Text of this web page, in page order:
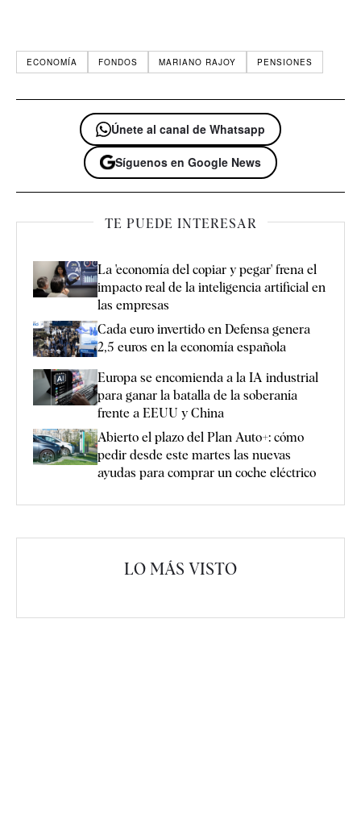
ECONOMÍA FONDOS MARIANO RAJOY PENSIONES
Únete al canal de Whatsapp
Síguenos en Google News
TE PUEDE INTERESAR
La 'economía del copiar y pegar' frena el
impacto real de la inteligencia artificial en
las empresas
Cada euro invertido en Defensa genera
2,5 euros en la economía española
Europa se encomienda a la IA industrial
para ganar la batalla de la soberanía
frente a EEUU y China
Abierto el plazo del Plan Auto+: cómo
pedir desde este martes las nuevas
ayudas para comprar un coche eléctrico
LO MÁS VISTO